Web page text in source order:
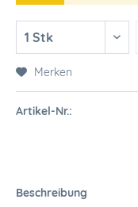
Merken
Artikel-Nr.:
Beschreibung